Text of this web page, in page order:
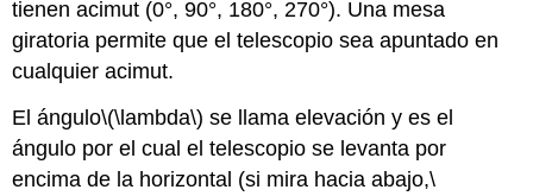
tienen acimut (0°, 90°, 180°, 270°). Una mesa
giratoria permite que el telescopio sea apuntado en
cualquier acimut.
El ángulo\(\lambda\) se llama elevación y es el
ángulo por el cual el telescopio se levanta por
encima de la horizontal (si mira hacia abajo,\